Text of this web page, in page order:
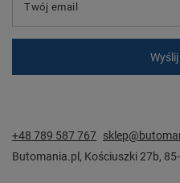
Twój email
+48 789 587 767
Butomania.pl , Kościuszki 27b,